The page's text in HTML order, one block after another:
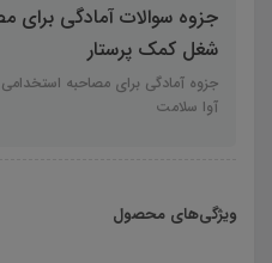
جزوه سوالات آمادگی برای
شغل کمک پرستار
جزوه آمادگی برای مصاحبه
آوا سلامت
ویژگی‌های محصول